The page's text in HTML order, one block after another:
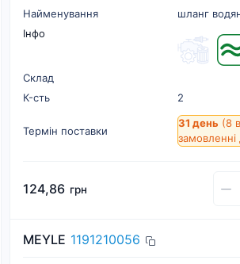
Найменування
шланг
Інфо
Склад
К-cть
2
Термін поставки
31 день (8
124,86 грн
MEYLE 1191210056